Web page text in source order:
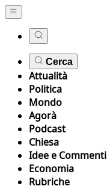
Cerca
Attualità
Politica
Mondo
Agorà
Podcast
Chiesa
Idee e Commenti
Economia
Rubriche